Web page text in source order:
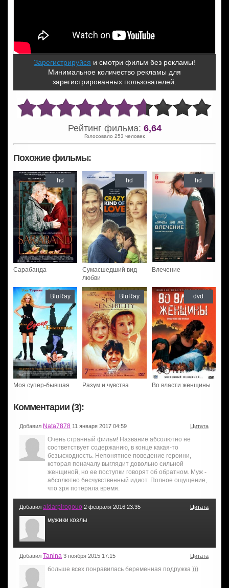
Зарегистрируйся и смотри фильм без рекламы!
Минимальное количество рекламы для
зарегистрированных пользователей.
Рейтинг фильма: 6,64
Голосовало 253 человек
Похожие фильмы:
Сарабанда
hd
Сумасшедший вид
любви
hd
Влечение
hd
Моя супер-бывшая
BluRay
Разум и чувства
BluRay
Во власти женщины
dvd
Комментарии (3):
Добавил Nata7878 11 января 2017 04:59 Цитата
Очень странный фильм! Название абсолютно не
соответствует содержанию, в конце какая-то
безысходность. Непонятное поведение героини,
которая поначалу выглядит довольно сильной
женщиной, но ее поступки говорят об обратном. Муж -
абсолютно бесчувственный идиот. Полное ощущение,
что зря потеряла время.
Добавил aidarpirogouo 2 февраля 2016 23:35 Цитата
мужики козлы
Добавил Tanina 3 ноября 2015 17:15 Цитата
больше всех понравилась беременная подружка )))